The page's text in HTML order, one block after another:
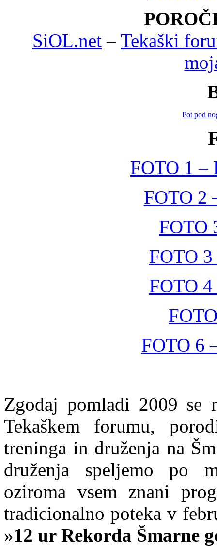
SiOL.net – Tekaški
Pot pod
FOTO 1 –
FOTO 2
FOTO
FOTO
FOTO
FOTO 6
Zgodaj pomladi 2009 se
Tekaškem forumu,
treninga in druženja na
druženja speljemo po
oziroma vsem znani
tradicionalno poteka v
»12 ur Rekorda Šmarne